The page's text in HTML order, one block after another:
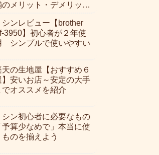
のメリット・デメリット
シンレビュー【brother
3950】初心者が２年使
シンプルで使いやすい
天の生地屋【おすすめ６
】安いお店～安定の大手
でオススメを紹介
シン初心者に必要なもの
予算少なめで」本当に使
ものを揃えよう